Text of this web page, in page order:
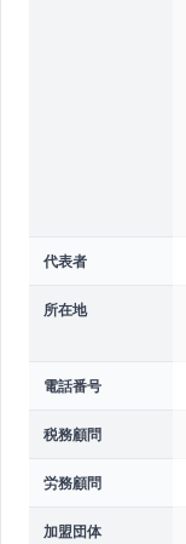
代表者
所在地
電話番号
税務顧問
労務顧問
加盟団体